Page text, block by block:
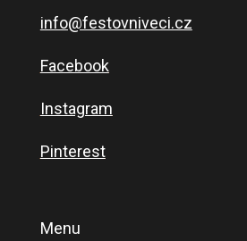
info@festovniveci.cz
Facebook
Instagram
Pinterest
Menu